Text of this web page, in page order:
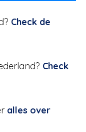
Check de
Check
alles over